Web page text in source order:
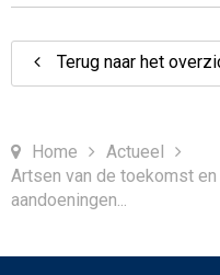
Terug naar het
Home
Actueel
Artsen van de toekomst
aandoeningen...